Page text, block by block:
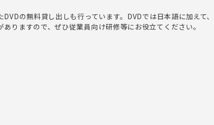
の無料貸し出しも行っています。DVDでは日本語に加えて、
りますので、ぜひ従業員向け研修等にお役立てください。